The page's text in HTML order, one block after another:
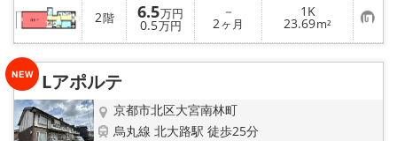
2階 6.5万円
0.5万円
－
2ヶ月
1K
23.69m² お
気
に
入
Lアポルテ
京都市北区大宮南林町
烏丸線 北大路駅 徒歩25分